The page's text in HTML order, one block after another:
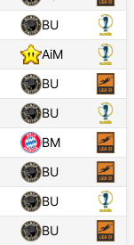
BU
AiM
BU
BU
BM
BU
BU
BU